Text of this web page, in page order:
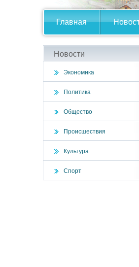
Главная
Новости
Экономика
Политика
Общество
Происшествия
Культура
Спорт